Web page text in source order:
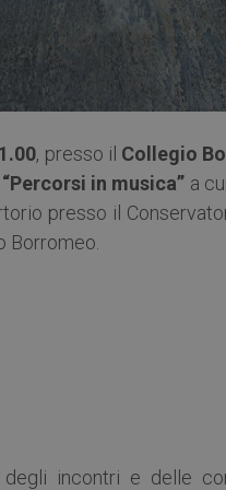
, presso il Collegio
“Percorsi in musica” a
presso il
Borromeo.
incontri e delle